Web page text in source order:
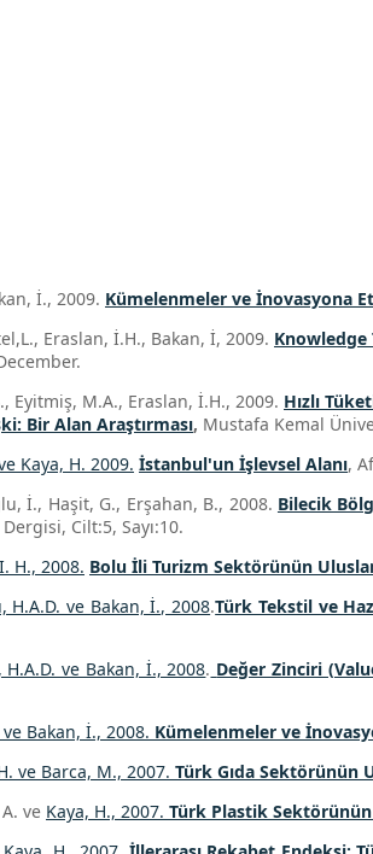
İ., 2009. Kümelenmeler ve İnovasyona
Eraslan, İ.H., Bakan, İ, 2009. Knowledge
M.A., Eraslan, İ.H., 2009. Hızlı
Bir Alan Araştırması, Mustafa Kemal
Kaya, H. 2009. İstanbul'un İşlevsel Alanı,
İ., Haşit, G., Erşahan, B., 2008. Bilecik
Cilt:5, Sayı:10.
H., 2008. Bolu İli Turizm Sektörünün
H.A.D. ve Bakan, İ., 2008.Türk Tekstil ve
ve Bakan, İ., 2008. Değer Zinciri
Bakan, İ., 2008. Kümelenmeler ve
ve Barca, M., 2007. Türk Gıda Sektörünün
ve Kaya, H., 2007. Türk Plastik